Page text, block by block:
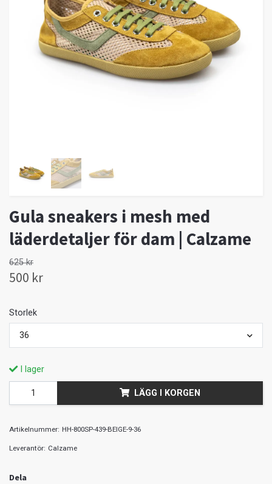
Gula sneakers i mesh med
läderdetaljer för dam | Calzame
625 kr
500 kr
Storlek
36
I lager
LÄGG I KORGEN
Artikelnummer: HH-800SP-439-BEIGE-9-36
Leverantör: Calzame
Dela